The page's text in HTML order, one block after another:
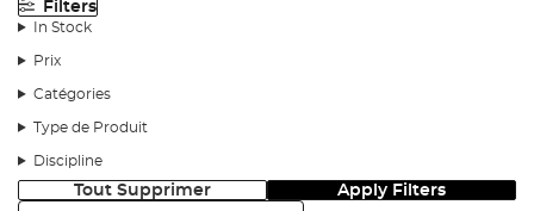
Filters
In Stock
Prix
Catégories
Type de Produit
Discipline
Tout Supprimer Apply Filters